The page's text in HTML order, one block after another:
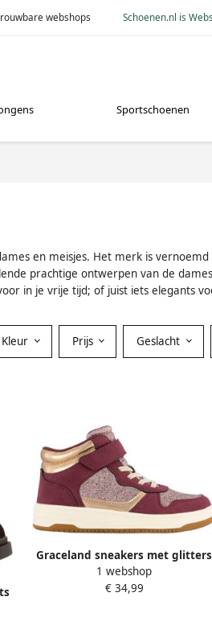
webshops Schoenen.nl is
Sportschoenen
en meisjes. Het merk is
prachtige ontwerpen van de
in je vrije tijd; of juist iets elegants
Kleur Prijs Geslacht
Graceland sneakers met glitters
donkerrood
1 webshop
€ 34,99